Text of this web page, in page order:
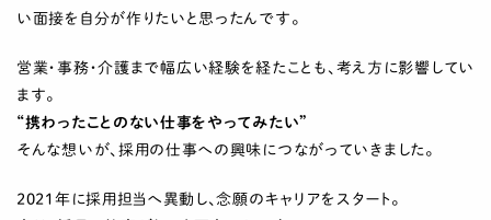
い面接を自分が作りたいと思ったんです。
営業・事務・介護まで幅広い経験を経たことも、考え方に影響してい
ます。
“携わったことのない仕事をやってみたい”
そんな想いが、採用の仕事への興味につながっていきました。
2021年に採用担当へ異動し、念願のキャリアをスタート。